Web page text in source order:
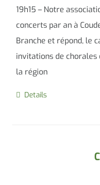
19h15 – Notre
concerts par an à
Branche et répond, le
invitations de chorales
la région
Details